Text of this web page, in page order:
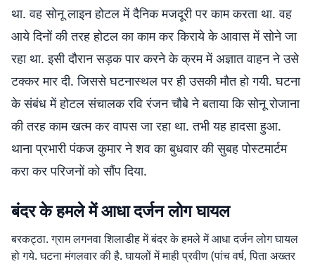
था. वह सोनू लाइन होटल में दैनिक मजदूरी पर काम करता था. वह
आये दिनों की तरह होटल का काम कर किराये के आवास में सोने जा
रहा था. इसी दौरान सड़क पार करने के क्रम में अज्ञात वाहन ने उसे
टक्कर मार दी. जिससे घटनास्थल पर ही उसकी मौत हो गयी. घटना
के संबंध में होटल संचालक रवि रंजन चौबे ने बताया कि सोनू रोजाना
की तरह काम खत्म कर वापस जा रहा था. तभी यह हादसा हुआ.
थाना प्रभारी पंकज कुमार ने शव का बुधवार की सुबह पोस्टमार्टम
करा कर परिजनों को सौंप दिया.
बंदर के हमले में आधा दर्जन लोग घायल
बरकट्ठा. ग्राम लगनवा शिलाडीह में बंदर के हमले में आधा दर्जन लोग घायल
हो गये. घटना मंगलवार की है. घायलों में माही प्रवीण (पांच वर्ष, पिता अख्तर